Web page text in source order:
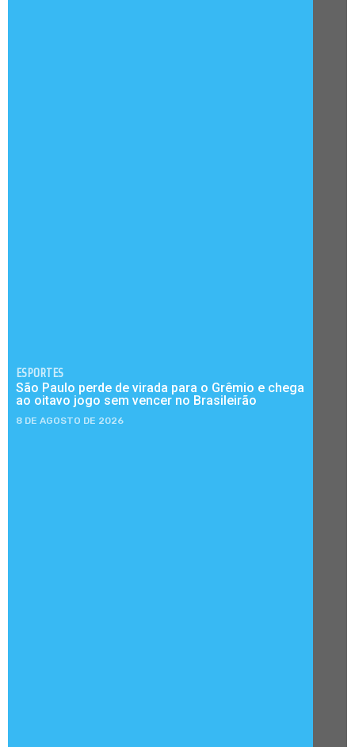
ESPORTES
São Paulo perde de virada para o Grêmio e chega
ao oitavo jogo sem vencer no Brasileirão
8 DE AGOSTO DE 2026